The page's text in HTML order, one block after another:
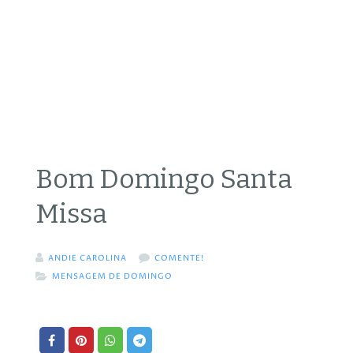
Bom Domingo Santa
Missa
ANDIE CAROLINA
COMENTE!
MENSAGEM DE DOMINGO